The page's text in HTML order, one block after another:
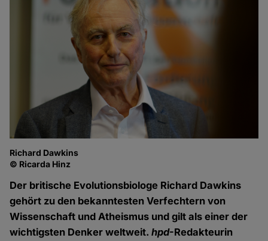
Richard Dawkins
© Ricarda Hinz
Der britische Evolutionsbiologe Richard Dawkins
gehört zu den bekanntesten Verfechtern von
Wissenschaft und Atheismus und gilt als einer der
wichtigsten Denker weltweit.hpd-Redakteurin